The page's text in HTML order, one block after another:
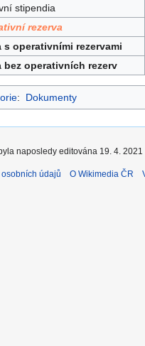
stipendia
rezerva
s operativními rezervami
bez operativních rezerv
: Dokumenty
naposledy editována 19. 4. 2021
údajů O Wikimedia ČR